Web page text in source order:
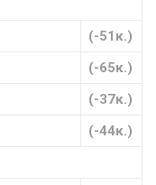
(-51κ.)
(-65κ.)
(-37κ.)
(-44κ.)